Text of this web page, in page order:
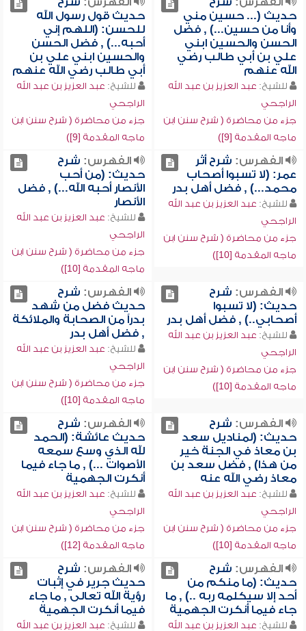
حديث (... حسين مني
وأنا من حسين...) , فضل
الحسن والحسين ابني
علي بن أبي طالب رضي
الله عنهم
للشيخ: عبد العزيز بن عبد الله
الراجحي
جزء من محاضرة ( شرح سنن ابن
ماجه المقدمة [9])
حديث قول رسول الله
للحسن: (اللهم إني
أحبه...) , فضل الحسن
والحسين ابني علي بن
أبي طالب رضي الله عنهم
للشيخ: عبد العزيز بن عبد الله
الراجحي
جزء من محاضرة ( شرح سنن ابن
ماجه المقدمة [9])
الفهرس: شرح أثر
عمر: (لا تسبوا أصحاب
محمد...) , فضل أهل بدر
للشيخ: عبد العزيز بن عبد الله
الراجحي
جزء من محاضرة ( شرح سنن ابن
ماجه المقدمة [10])
الفهرس: شرح
حديث: (من أحب
الأنصار أحبه الله...) , فضل
الأنصار
للشيخ: عبد العزيز بن عبد الله
الراجحي
جزء من محاضرة ( شرح سنن ابن
ماجه المقدمة [10])
الفهرس: شرح
حديث: (لا تسبوا
أصحابي..) , فضل أهل بدر
للشيخ: عبد العزيز بن عبد الله
الراجحي
جزء من محاضرة ( شرح سنن ابن
ماجه المقدمة [10])
الفهرس: شرح
حديث فضل من شهد
بدراً من الصحابة والملائكة
, فضل أهل بدر
للشيخ: عبد العزيز بن عبد الله
الراجحي
جزء من محاضرة ( شرح سنن ابن
ماجه المقدمة [10])
الفهرس: شرح
حديث: (لمناديل سعد
بن معاذ في الجنة خير
من هذا) , فضل سعد بن
معاذ رضي الله عنه
للشيخ: عبد العزيز بن عبد الله
الراجحي
جزء من محاضرة ( شرح سنن ابن
ماجه المقدمة [10])
الفهرس: شرح
حديث عائشة: (الحمد
لله الذي وسع سمعه
الأصوات ...) , ما جاء فيما
أنكرت الجهمية
للشيخ: عبد العزيز بن عبد الله
الراجحي
جزء من محاضرة ( شرح سنن ابن
ماجه المقدمة [12])
الفهرس: شرح
حديث: (ما منكم من
أحد إلا سيكلمه ربه ..) , ما
جاء فيما أنكرت الجهمية
للشيخ: عبد العزيز بن عبد الله
الفهرس: شرح
حديث جرير في إثبات
رؤية الله تعالى , ما جاء
فيما أنكرت الجهمية
للشيخ: عبد العزيز بن عبد الله